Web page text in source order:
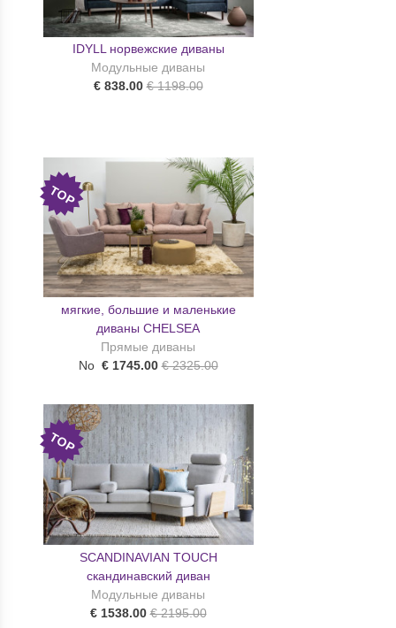
IDYLL норвежские диваны
Модульные диваны
€ 838.00 € 1198.00
TOP
мягкие, большие и маленькие
диваны CHELSEA
Прямые диваны
No € 1745.00 € 2325.00
TOP
SCANDINAVIAN TOUCH
скандинавский диван
Модульные диваны
€ 1538.00 € 2195.00